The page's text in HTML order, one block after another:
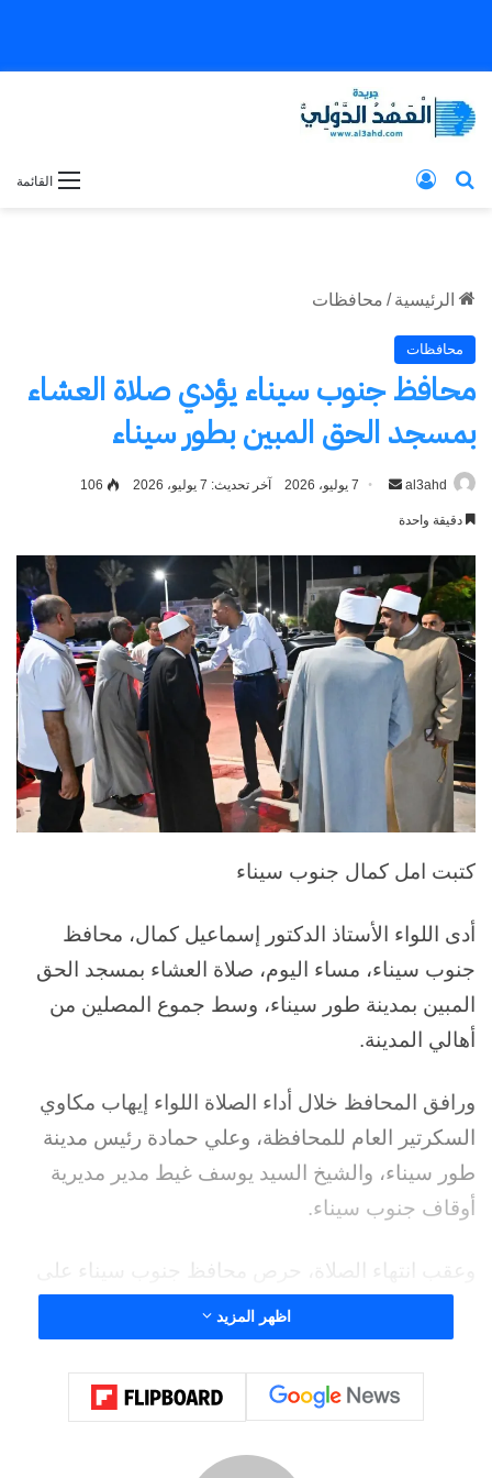
القائمة بحث عن
الرئيسية / محافظات
محافظات
محافظ جنوب سيناء يؤدي صلاة العشاء
بمسجد الحق المبين بطور سيناء
al3ahd
أرسل 7 يوليو، 2026 آخر تحديث: 7 يوليو، 2026 106
دقيقة واحدة
كتبت امل كمال جنوب سيناء
أدى اللواء الأستاذ الدكتور إسماعيل كمال، محافظ
جنوب سيناء، مساء اليوم، صلاة العشاء بمسجد الحق
المبين بمدينة طور سيناء، وسط جموع المصلين من
أهالي المدينة.
ورافق المحافظ خلال أداء الصلاة اللواء إيهاب مكاوي
السكرتير العام للمحافظة، وعلي حمادة رئيس مدينة
طور سيناء، والشيخ السيد يوسف غيط مدير مديرية
أوقاف جنوب سيناء.
وعقب انتهاء الصلاة، حرص محافظ جنوب سيناء على
مصافحة المواطنين وتبادل الأحاديث الودية معهم،
مؤكدًا أن التواصل المباشر مع الأهالي يمثل أحد أهم
أولويات العمل التنفيذي، ويعزز من جسور الثقة بين
المواطن والأجهزة التنفيذية.
اظهر المزيد